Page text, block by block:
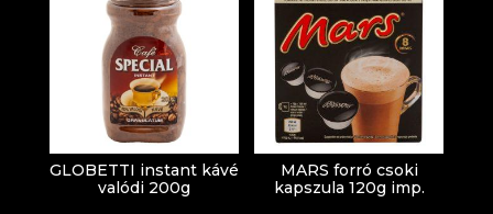
GLOBETTI instant kávé
valódi 200g
MARS forró csoki
kapszula 120g imp.